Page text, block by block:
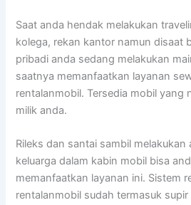
Saat anda hendak melakukan
kolega, rekan kantor namun disaat
pribadi anda sedang melakukan
saatnya memanfaatkan layanan
rentalanmobil. Tersedia mobil yang
milik anda.
Rileks dan santai sambil
keluarga dalam kabin mobil bisa
memanfaatkan layanan ini. Sistem
rentalanmobil sudah termasuk